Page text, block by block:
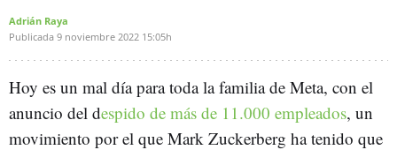
Adrián Raya
Publicada 9 noviembre 2022 15:05h
Hoy es un mal día para toda la familia de Meta, con el
anuncio del despido de más de 11.000 empleados, un
movimiento por el que Mark Zuckerberg ha tenido que